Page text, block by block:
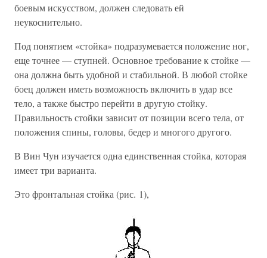
боевым искусством, должен следовать ей
неукоснительно.
Под понятием «стойка» подразумевается положение ног,
еще точнее — ступней. Основное требование к стойке —
она должна быть удобной и стабильной. В любой стойке
боец должен иметь возможность включить в удар все
тело, а также быстро перейти в другую стойку.
Правильность стойки зависит от позиции всего тела, от
положения спины, головы, бедер и многого другого.
В Вин Чун изучается одна единственная стойка, которая
имеет три варианта.
Это фронтальная стойка (рис. 1),